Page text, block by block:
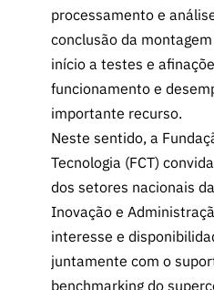
processamento e
conclusão da
início a testes e
funcionamento e
importante recurso.
Neste sentido, a
Tecnologia (FCT)
dos setores nacionais
Inovação e
interesse e
juntamente com o
benchmarking do